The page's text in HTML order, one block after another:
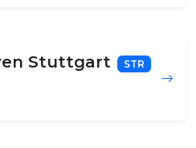
Stuttgart STR